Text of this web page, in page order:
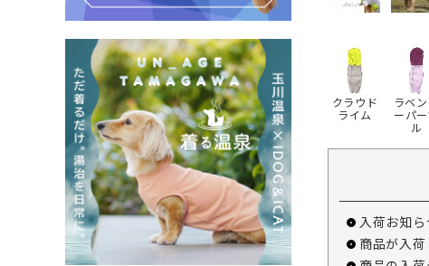
クラウド
ライム
ラベ
ーパ
ル
入荷お知
商品が入荷